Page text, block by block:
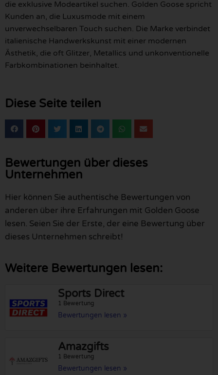
die exklusive Modeartikel suchen. Golden Goose spricht
Kunden an, die Luxusmode mit einem
unverwechselbaren Touch suchen. Die Marke verbindet
italienische Handwerkskunst mit einer modernen
Ästhetik, die oft Glitzer, Metallics und unkonventionelle
Farbkombinationen beinhaltet.
Diese Seite teilen
Bewertungen über dieses
Unternehmen
Hier können Sie authentische Bewertungen von
anderen über ihre Erfahrungen mit Golden Goose
lesen. Seien Sie der Erste, der eine Bewertung über
dieses Unternehmen schreibt!
Weitere Bewertungen lesen:
Sports Direct
1 Bewertung
Bewertungen lesen »
Amazgifts
1 Bewertung
Bewertungen lesen »